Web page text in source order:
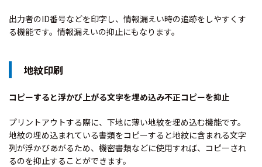
出力者のID番号などを印字し、情報漏えい時の追跡をしやすくす
る機能です。情報漏えいの抑止にもなります。
地紋印刷
コピーすると浮かび上がる文字を埋め込み不正コピーを抑止
プリントアウトする際に、下地に薄い地紋を埋め込む機能です。
地紋の埋め込まれている書類をコピーすると地紋に含まれる文字
列が浮かびあがるため、機密書類などに使用すれば、コピーされ
るのを抑止することができます。